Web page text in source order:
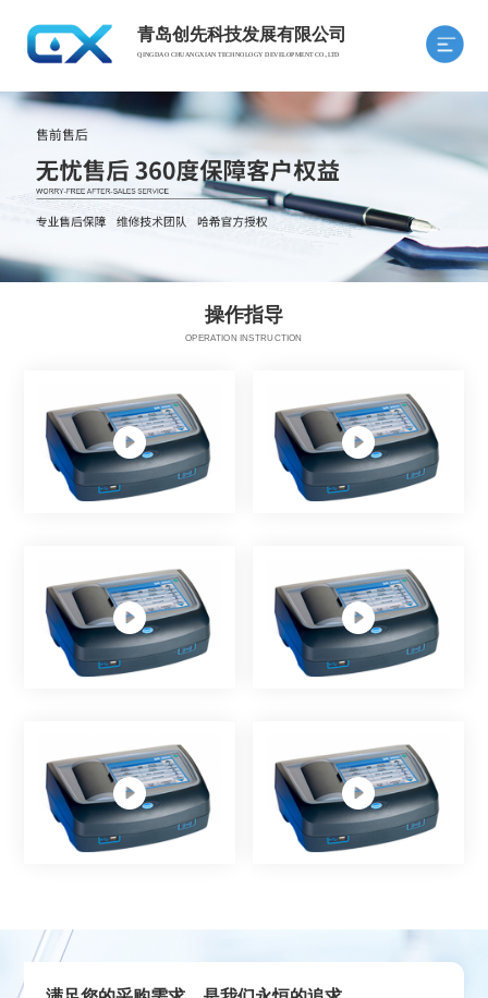
青岛创先科技发展有限公司
QINGDAO CHUANGXIAN TECHNOLOGY DEVELOPMENT CO.,LTD
操作指导
OPERATION INSTRUCTION